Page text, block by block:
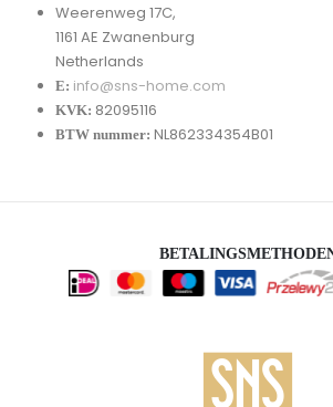
Weerenweg 17C,
1161 AE Zwanenburg
Netherlands
E: info@sns-home.com
KVK: 82095116
BTW nummer: NL862334354B01